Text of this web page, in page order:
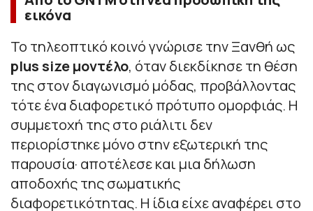
εικόνα
Το τηλεοπτικό κοινό γνώρισε την Ξανθή ως
plus size μοντέλο, όταν διεκδίκησε τη θέση
της στον διαγωνισμό μόδας, προβάλλοντας
τότε ένα διαφορετικό πρότυπο ομορφιάς. Η
συμμετοχή της στο ριάλιτι δεν
περιορίστηκε μόνο στην εξωτερική της
παρουσία· αποτέλεσε και μια δήλωση
αποδοχής της σωματικής
διαφορετικότητας. Η ίδια είχε αναφέρει στο